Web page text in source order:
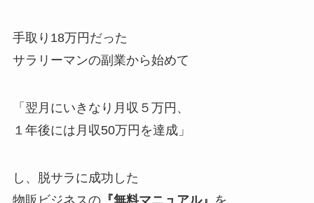
手取り18万円だった
サラリーマンの副業から始めて
「翌月にいきなり月収５万円、
１年後には月収50万円を達成」
し、脱サラに成功した
物販ビジネスの『無料マニュアル』 を